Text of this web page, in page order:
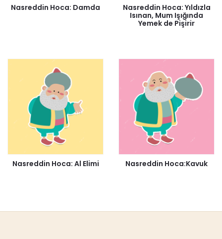
Nasreddin Hoca: Damda
Nasreddin Hoca: Yıldızla
Isınan, Mum Işığında
Yemek de Pişirir
Nasreddin Hoca: Al Elimi Nasreddin Hoca:Kavuk